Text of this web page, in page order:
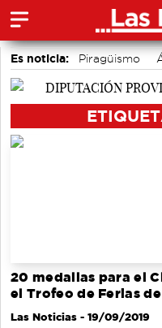
Es noticia: Piragüismo
Fútbol
20 medallas para el
el Trofeo de Ferias
Las Noticias - 19/09/2019